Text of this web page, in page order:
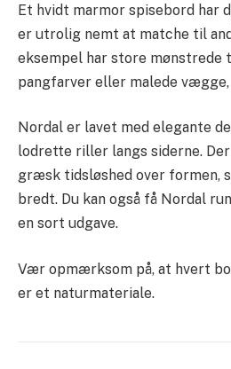
Et hvidt marmor spisebord har
er utrolig nemt at matche til
eksempel har store mønstrede
pangfarver eller malede vægge,
Nordal er lavet med elegante
lodrette riller langs siderne.
græsk tidsløshed over formen,
bredt. Du kan også få Nordal
en sort udgave.
Vær opmærksom på, at hvert
er et naturmateriale.